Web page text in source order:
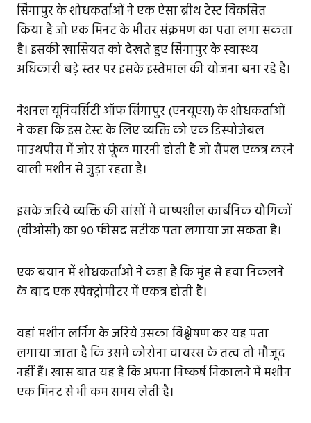
सिंगापुर के शोधकर्ताओं ने एक ऐसा ब्रीथ टेस्ट विकसित
किया है जो एक मिनट के भीतर संक्रमण का पता लगा सकता
है। इसकी खासियत को देखते हुए सिंगापुर के स्वास्थ्य
अधिकारी बड़े स्तर पर इसके इस्तेमाल की योजना बना रहे हैं।
नेशनल यूनिवर्सिटी ऑफ सिंगापुर (एनयूएस) के शोधकर्ताओं
ने कहा कि इस टेस्ट के लिए व्यक्ति को एक डिस्पोजेबल
माउथपीस में जोर से फूंक मारनी होती है जो सैंपल एकत्र करने
वाली मशीन से जुड़ा रहता है।
इसके जरिये व्यक्ति की सांसों में वाष्पशील कार्बनिक यौगिकों
(वीओसी) का 90 फीसद सटीक पता लगाया जा सकता है।
एक बयान में शोधकर्ताओं ने कहा है कि मुंह से हवा निकलने
के बाद एक स्पेक्ट्रोमीटर में एकत्र होती है।
वहां मशीन लर्निग के जरिये उसका विश्लेषण कर यह पता
लगाया जाता है कि उसमें कोरोना वायरस के तत्व तो मौजूद
नहीं हैं। खास बात यह है कि अपना निष्कर्ष निकालने में मशीन
एक मिनट से भी कम समय लेती है।